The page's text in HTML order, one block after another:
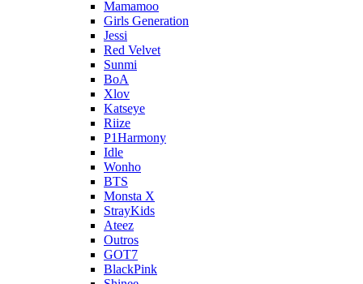
Mamamoo
Girls Generation
Jessi
Red Velvet
Sunmi
BoA
Xlov
Katseye
Riize
P1Harmony
Idle
Wonho
BTS
Monsta X
StrayKids
Ateez
Outros
GOT7
BlackPink